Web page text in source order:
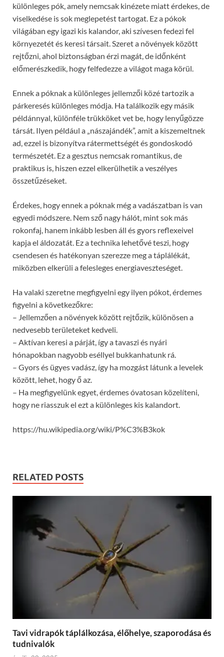
különleges pók, amely nemcsak kinézete miatt érdekes, de
viselkedése is sok meglepetést tartogat. Ez a pókok
világában egy igazi kis kalandor, aki szívesen fedezi fel
környezetét és keresi társait. Szeret a növények között
rejtőzni, ahol biztonságban érzi magát, de időnként
előmerészkedik, hogy felfedezze a világot maga körül.
Ennek a póknak a különleges jellemzői közé tartozik a
párkeresés különleges módja. Ha találkozik egy másik
példánnyal, különféle trükköket vet be, hogy lenyűgözze
társát. Ilyen például a „nászajándék”, amit a kiszemeltnek
ad, ezzel is bizonyítva rátermettségét és gondoskodó
természetét. Ez a gesztus nemcsak romantikus, de
praktikus is, hiszen ezzel elkerülhetik a veszélyes
összetűzéseket.
Érdekes, hogy ennek a póknak még a vadászatban is van
egyedi módszere. Nem sző nagy hálót, mint sok más
rokonfaj, hanem inkább lesben áll és gyors reflexeivel
kapja el áldozatát. Ez a technika lehetővé teszi, hogy
csendesen és hatékonyan szerezze meg a táplálékát,
miközben elkerüli a felesleges energiaveszteséget.
Ha valaki szeretne megfigyelni egy ilyen pókot, érdemes
figyelni a következőkre:
– Jellemzően a növények között rejtőzik, különösen a
nedvesebb területeket kedveli.
– Aktívan keresi a párját, így a tavaszi és nyári
hónapokban nagyobb eséllyel bukkanhatunk rá.
– Gyors és ügyes vadász, így ha mozgást látunk a levelek
között, lehet, hogy ő az.
– Ha megfigyelünk egyet, érdemes óvatosan közelíteni,
hogy ne riasszuk el ezt a különleges kis kalandort.
https://hu.wikipedia.org/wiki/P%C3%B3kok
RELATED POSTS
Tavi vidrapók táplálkozása, élőhelye, szaporodása és
tudnivalók